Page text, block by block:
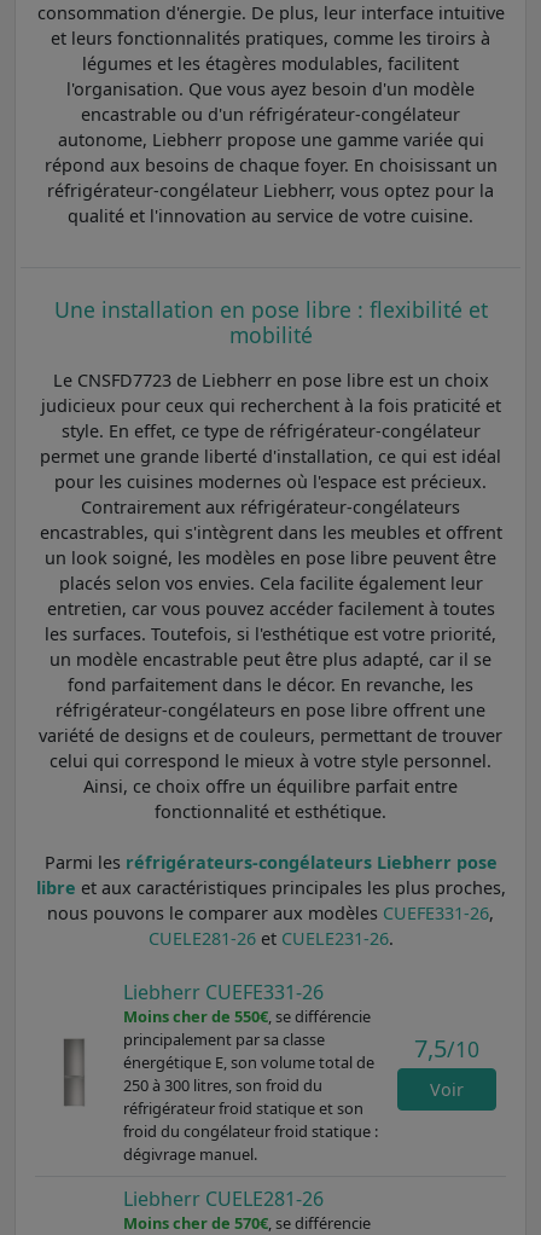
consommation d'énergie. De plus, leur interface intuitive
et leurs fonctionnalités pratiques, comme les tiroirs à
légumes et les étagères modulables, facilitent
l'organisation. Que vous ayez besoin d'un modèle
encastrable ou d'un réfrigérateur-congélateur
autonome, Liebherr propose une gamme variée qui
répond aux besoins de chaque foyer. En choisissant un
réfrigérateur-congélateur Liebherr, vous optez pour la
qualité et l'innovation au service de votre cuisine.
Une installation en pose libre : flexibilité et
mobilité
Le CNSFD7723 de Liebherr en pose libre est un choix
judicieux pour ceux qui recherchent à la fois praticité et
style. En effet, ce type de réfrigérateur-congélateur
permet une grande liberté d'installation, ce qui est idéal
pour les cuisines modernes où l'espace est précieux.
Contrairement aux réfrigérateur-congélateurs
encastrables, qui s'intègrent dans les meubles et offrent
un look soigné, les modèles en pose libre peuvent être
placés selon vos envies. Cela facilite également leur
entretien, car vous pouvez accéder facilement à toutes
les surfaces. Toutefois, si l'esthétique est votre priorité,
un modèle encastrable peut être plus adapté, car il se
fond parfaitement dans le décor. En revanche, les
réfrigérateur-congélateurs en pose libre offrent une
variété de designs et de couleurs, permettant de trouver
celui qui correspond le mieux à votre style personnel.
Ainsi, ce choix offre un équilibre parfait entre
fonctionnalité et esthétique.
Parmi les réfrigérateurs-congélateurs Liebherr pose
libre et aux caractéristiques principales les plus proches,
nous pouvons le comparer aux modèles CUEFE331-26,
CUELE281-26et CUELE231-26.
Liebherr CUEFE331-26
Moins cher de 550€, se différencie
principalement par sa classe
énergétique E, son volume total de
250 à 300 litres, son froid du
réfrigérateur froid statique et son
froid du congélateur froid statique :
dégivrage manuel.
7,5/10
Voir
Liebherr CUELE281-26
Moins cher de 570€, se différencie